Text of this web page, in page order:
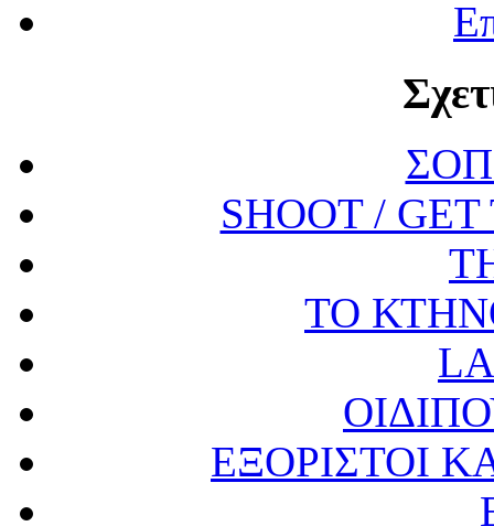
SHOOT /
ΤΟ
ΕΞΟΡΙΣΤΟΙ